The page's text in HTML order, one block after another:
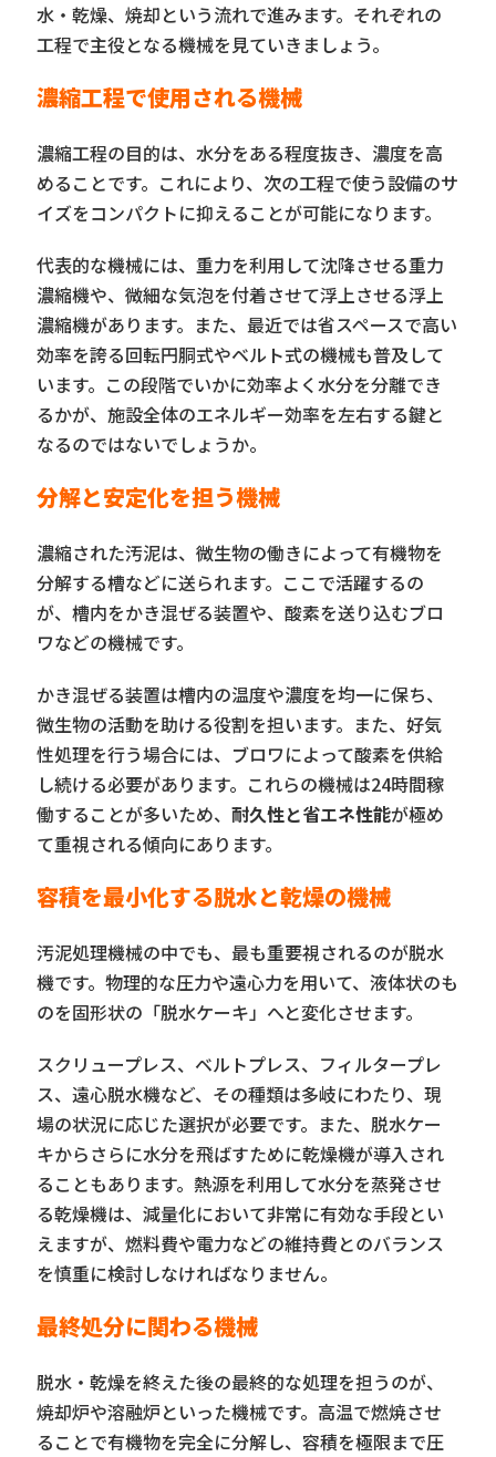
水・乾燥、焼却という流れで進みます。それぞれの
工程で主役となる機械を見ていきましょう。
濃縮工程で使用される機械
濃縮工程の目的は、水分をある程度抜き、濃度を高
めることです。これにより、次の工程で使う設備のサ
イズをコンパクトに抑えることが可能になります。
代表的な機械には、重力を利用して沈降させる重力
濃縮機や、微細な気泡を付着させて浮上させる浮上
濃縮機があります。また、最近では省スペースで高い
効率を誇る回転円胴式やベルト式の機械も普及して
います。この段階でいかに効率よく水分を分離でき
るかが、施設全体のエネルギー効率を左右する鍵と
なるのではないでしょうか。
分解と安定化を担う機械
濃縮された汚泥は、微生物の働きによって有機物を
分解する槽などに送られます。ここで活躍するの
が、槽内をかき混ぜる装置や、酸素を送り込むブロ
ワなどの機械です。
かき混ぜる装置は槽内の温度や濃度を均一に保ち、
微生物の活動を助ける役割を担います。また、好気
性処理を行う場合には、ブロワによって酸素を供給
し続ける必要があります。これらの機械は24時間稼
働することが多いため、耐久性と省エネ性能が極め
て重視される傾向にあります。
容積を最小化する脱水と乾燥の機械
汚泥処理機械の中でも、最も重要視されるのが脱水
機です。物理的な圧力や遠心力を用いて、液体状のも
のを固形状の「脱水ケーキ」へと変化させます。
スクリュープレス、ベルトプレス、フィルタープレ
ス、遠心脱水機など、その種類は多岐にわたり、現
場の状況に応じた選択が必要です。また、脱水ケー
キからさらに水分を飛ばすために乾燥機が導入され
ることもあります。熱源を利用して水分を蒸発させ
る乾燥機は、減量化において非常に有効な手段とい
えますが、燃料費や電力などの維持費とのバランス
を慎重に検討しなければなりません。
最終処分に関わる機械
脱水・乾燥を終えた後の最終的な処理を担うのが、
焼却炉や溶融炉といった機械です。高温で燃焼させ
ることで有機物を完全に分解し、容積を極限まで圧